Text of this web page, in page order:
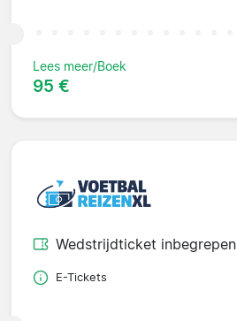
Lees meer/Boek
95 €
Wedstrijdticket inbegrepen
E-Tickets